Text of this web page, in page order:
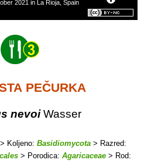
2021 in La Rioja, Spain
PEČURKA
nevoiWasser
> Koljeno: Basidiomycota > Razred:
> Porodica: Agaricaceae > Rod: